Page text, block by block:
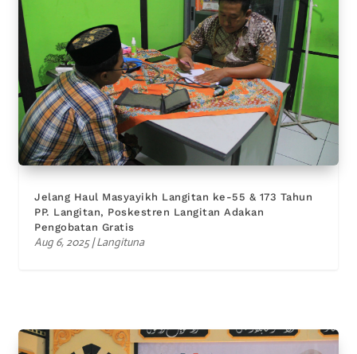
Jelang Haul Masyayikh Langitan ke-55 & 173 Tahun
PP. Langitan, Poskestren Langitan Adakan
Pengobatan Gratis
Aug 6, 2025|Langituna